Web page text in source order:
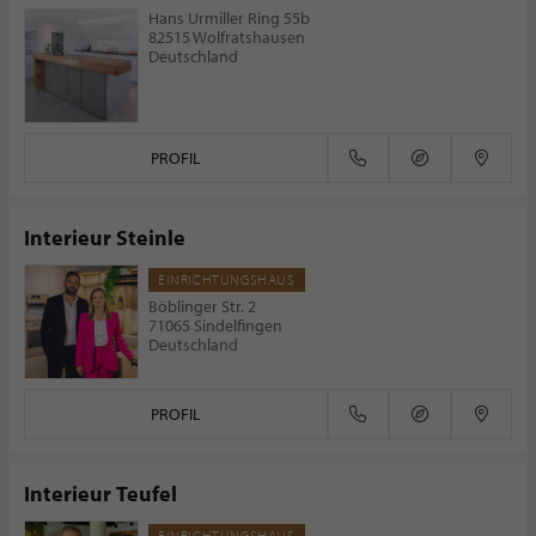
Hans Urmiller Ring 55b
82515 Wolfratshausen
Deutschland
PROFIL
Interieur Steinle
EINRICHTUNGSHAUS
Böblinger Str. 2
71065 Sindelfingen
Deutschland
PROFIL
Interieur Teufel